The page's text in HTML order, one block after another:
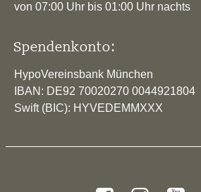
von 07:00 Uhr bis 01:00 Uhr nachts
Spendenkonto:
HypoVereinsbank München
IBAN: DE92 70020270 0044921804
Swift (BIC): HYVEDEMMXXX